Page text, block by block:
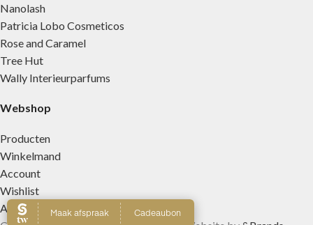
Nanolash
Patricia Lobo Cosmeticos
Rose and Caramel
Tree Hut
Wally Interieurparfums
Webshop
Producten
Winkelmand
Account
Wishlist
Afrekenen